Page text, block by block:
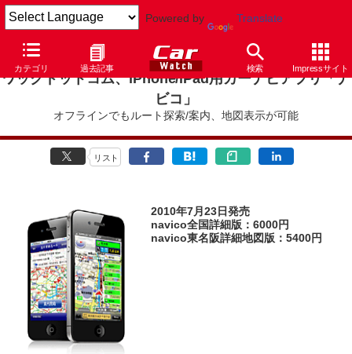
Powered by Translate
カテゴリ 過去記事 検索 Impressサイト
ワックドットコム、iPhone/iPad用カーナビアプリ「ナ
ビコ」
オフラインでもルート探索/案内、地図表示が可能
リスト
2010年7月23日発売
navico全国詳細版：6000円
navico東名阪詳細地図版：5400円